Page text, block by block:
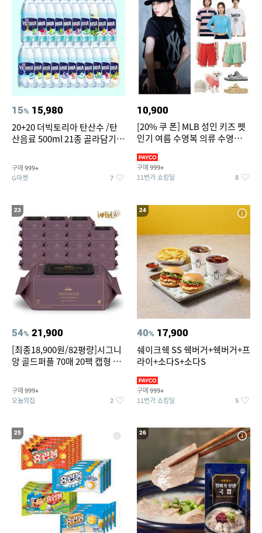
15% 15,980
20+20 더빅토리아 탄산수 /탄
산음료 500ml 21종 골라담기
구매 999+
G마켓 7
10,900
[20% 쿠 폰] MLB 성인 키즈 펫
인기 여름 수영복 의류 수영복
구매 999+
11번가 쇼킹딜 8
23
54% 21,900
[최종18,900원/82평량]시그니
앙 골드퍼플 70매 20팩 캡형 아
구매 999+
오늘의집 2
24
40% 17,900
쉐이크쉑 SS 쉑버거+쉑버거+프
라이+소다S+소다S
구매 999+
11번가 쇼킹딜 5
25 26